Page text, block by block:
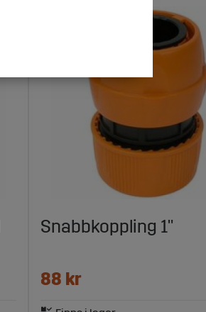
Snabbkoppling 1"
88 kr